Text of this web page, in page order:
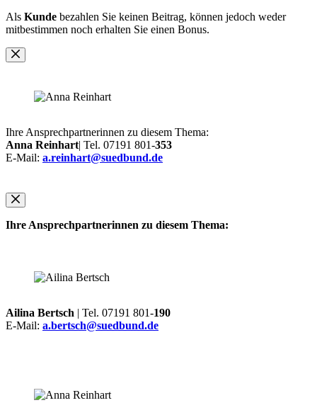
Als Kunde bezahlen Sie keinen Beitrag, können jedoch weder
mitbestimmen noch erhalten Sie einen Bonus.
Ihre Ansprechpartnerinnen zu diesem Thema:
Anna Reinhart| Tel. 07191 801-353
E-Mail: a.reinhart@suedbund.de
Ihre Ansprechpartnerinnen zu diesem Thema:
Ailina Bertsch | Tel. 07191 801-190
E-Mail: a.bertsch@suedbund.de